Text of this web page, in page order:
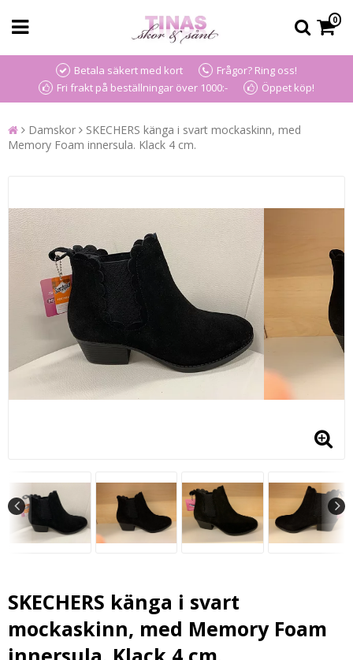
0
Betala säkert med kort
Frågor? Ring oss!
Fri frakt på beställningar över 1000:-
Öppet köp!
Damskor
SKECHERS känga i svart mockaskinn, med
Memory Foam innersula. Klack 4 cm.
SKECHERS känga i svart
mockaskinn, med Memory Foam